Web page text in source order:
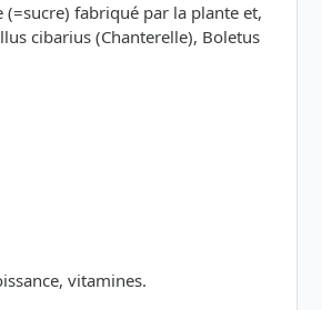
fabriqué par la plante et,
cibarius (Chanterelle), Boletus
vitamines.